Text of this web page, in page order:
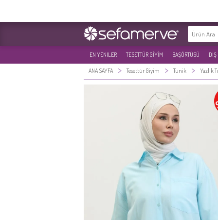
EN YENILER TESETTÜR GİYİM BAŞÖRTÜSÜ DIŞ
ANA SAYFA > Tesettür Giyim > Tunik > Yazlık